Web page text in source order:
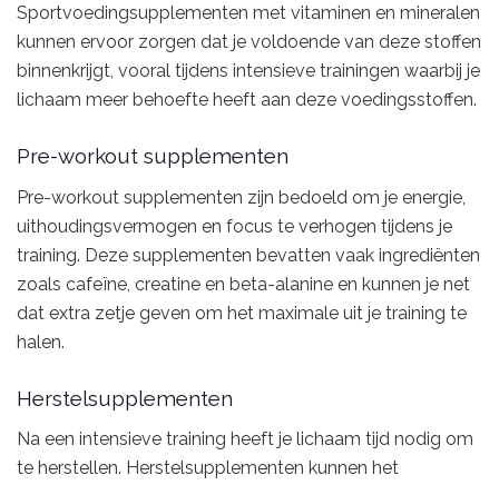
Sportvoedingsupplementen met vitaminen en mineralen
kunnen ervoor zorgen dat je voldoende van deze stoffen
binnenkrijgt, vooral tijdens intensieve trainingen waarbij je
lichaam meer behoefte heeft aan deze voedingsstoffen.
Pre-workout supplementen
Pre-workout supplementen zijn bedoeld om je energie,
uithoudingsvermogen en focus te verhogen tijdens je
training. Deze supplementen bevatten vaak ingrediënten
zoals cafeïne, creatine en beta-alanine en kunnen je net
dat extra zetje geven om het maximale uit je training te
halen.
Herstelsupplementen
Na een intensieve training heeft je lichaam tijd nodig om
te herstellen. Herstelsupplementen kunnen het